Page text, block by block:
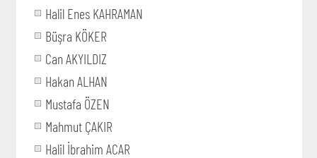
Halil Enes KAHRAMAN
Büşra KÖKER
Can AKYILDIZ
Hakan ALHAN
Mustafa ÖZEN
Mahmut ÇAKIR
Halil İbrahim ACAR